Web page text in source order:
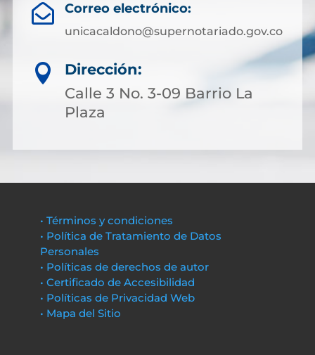
 Correo electrónico:
unicacaldono@supernotariado.gov.co

Dirección:
Calle 3 No. 3-09 Barrio La
Plaza
• Términos y condiciones
• Política de Tratamiento de Datos
Personales
• Políticas de derechos de autor
• Certificado de Accesibilidad
• Políticas de Privacidad Web
• Mapa del Sitio